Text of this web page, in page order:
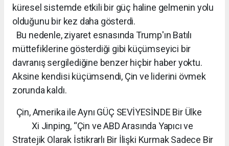
küresel sistemde etkili bir güç haline gelmenin yolu
olduğunu bir kez daha gösterdi.
Bu nedenle, ziyaret esnasında Trump'ın Batılı
müttefiklerine gösterdiği gibi küçümseyici bir
davranış sergilediğine benzer hiçbir haber yoktu.
Aksine kendisi küçümsendi, Çin ve liderini övmek
zorunda kaldı.
Çin, Amerika ile Aynı GÜÇ SEVİYESİNDE Bir Ülke
Xi Jinping, “Çin ve ABD Arasında Yapıcı ve
Stratejik Olarak İstikrarlı Bir İlişki Kurmak Sadece Bir